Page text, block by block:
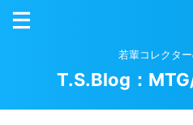
若輩コレクタ
T.S.Blog：